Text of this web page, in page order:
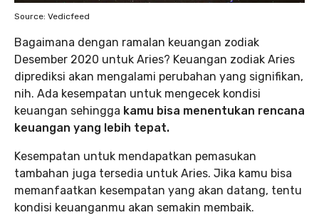
Source: Vedicfeed
Bagaimana dengan ramalan keuangan zodiak
Desember 2020 untuk Aries? Keuangan zodiak Aries
diprediksi akan mengalami perubahan yang signifikan,
nih. Ada kesempatan untuk mengecek kondisi
keuangan sehingga kamu bisa menentukan rencana
keuangan yang lebih tepat.
Kesempatan untuk mendapatkan pemasukan
tambahan juga tersedia untuk Aries. Jika kamu bisa
memanfaatkan kesempatan yang akan datang, tentu
kondisi keuanganmu akan semakin membaik.